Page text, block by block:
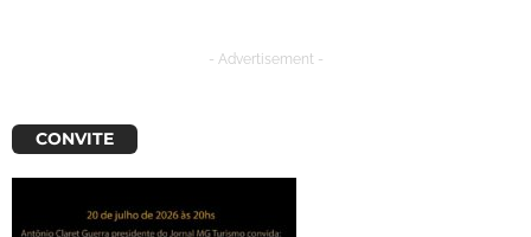
- Advertisement -
CONVITE